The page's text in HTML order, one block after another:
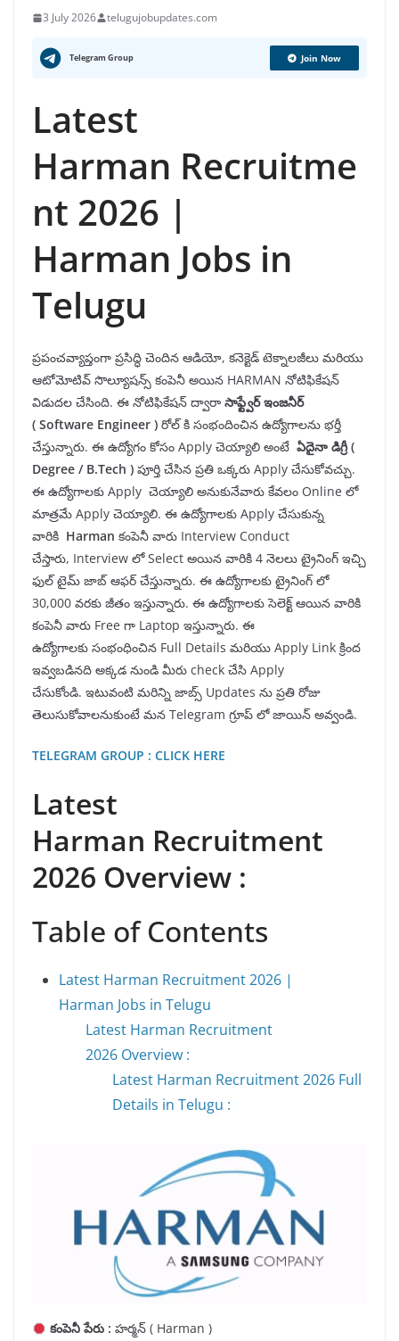
3 July 2026 telugujobupdates.com
Telegram Group Join Now
Latest
Harman Recruitme
nt 2026 |
Harman Jobs in
Telugu
ప్రపంచవ్యాప్తంగా ప్రసిద్ధి చెందిన ఆడియో, కనెక్టెడ్ టెక్నాలజీలు మరియు
ఆటోమోటివ్ సొల్యూషన్స్ కంపెనీ అయిన HARMAN నోటిఫికేషన్
విడుదల చేసింది. ఈ నోటిఫికేషన్ ద్వారా సాఫ్ట్వేర్ ఇంజనీర్
( Software Engineer ) రోల్ కి సంభందించిన ఉద్యోగాలను భర్తీ
చేస్తున్నారు. ఈ ఉద్యోగం కోసం Apply చెయ్యాలి అంటే ఏదైనా డిగ్రీ(
Degree / B.Tech ) పూర్తి చేసిన ప్రతి ఒక్కరు Apply చేసుకోవచ్చు.
ఈ ఉద్యోగాలకు Apply చెయ్యాలి అనుకునేవారు కేవలం Online లో
మాత్రమే Apply చెయ్యాలి. ఈ ఉద్యోగాలకు Apply చేసుకున్న
వారికి Harman కంపెనీ వారు Interview Conduct
చేస్తారు, Interview లో Select అయిన వారికి 4 నెలలు ట్రైనింగ్ ఇచ్చి
ఫుల్ టైమ్ జాబ్ ఆఫర్ చేస్తున్నారు. ఈ ఉద్యోగాలకు ట్రైనింగ్ లో
30,000 వరకు జీతం ఇస్తున్నారు. ఈ ఉద్యోగాలకు సెలెక్ట్ ఆయిన వారికి
కంపెనీ వారు Free గా Laptop ఇస్తున్నారు. ఈ
ఉద్యోగాలకు సంభంధించిన Full Details మరియు Apply Link క్రింద
ఇవ్వబడినది అక్కడ నుండి మీరు check చేసి Apply
చేసుకోండి. ఇటువంటి మరిన్ని జాబ్స్ Updates ను ప్రతి రోజు
తెలుసుకోవాలనుకుంటే మన Telegram గ్రూప్ లో జాయిన్ అవ్వండి.
TELEGRAM GROUP : CLICK HERE
Latest
Harman Recruitment
2026 Overview :
Table of Contents
Latest Harman Recruitment 2026 |
Harman Jobs in Telugu
Latest Harman Recruitment
2026 Overview :
Latest Harman Recruitment 2026 Full
Details in Telugu :
కంపెనీ పేరు : హర్మన్ ( Harman )